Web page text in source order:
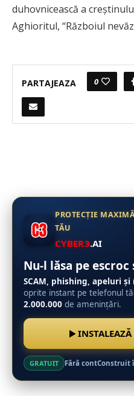
duhovnicească a
Aghioritul, “Războiul
PARTAJEAZA 0
PROTECȚIE
TĂU
CYBER3.AI
Nu-l lăsa pe escroc
SCAM, phishing, apeluri și
oprite instant pe telefonul
2.000.000 de amenințări.
GRATUIT Fără contConstruit